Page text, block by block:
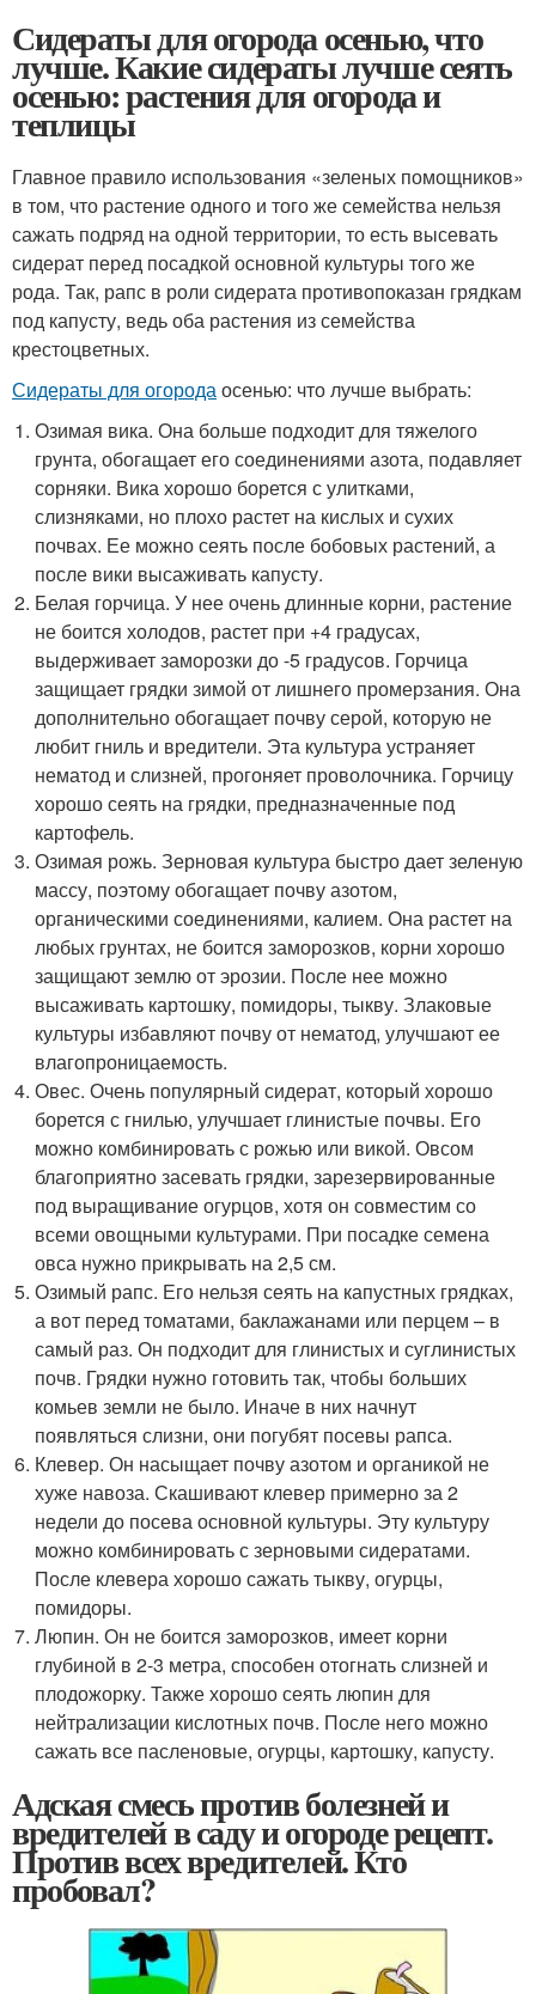
Сидераты для огорода осенью, что
лучше. Какие сидераты лучше сеять
осенью: растения для огорода и
теплицы
Главное правило использования «зеленых помощников»
в том, что растение одного и того же семейства нельзя
сажать подряд на одной территории, то есть высевать
сидерат перед посадкой основной культуры того же
рода. Так, рапс в роли сидерата противопоказан грядкам
под капусту, ведь оба растения из семейства
крестоцветных.
Сидераты для огородаосенью: что лучше выбрать:
Озимая вика. Она больше подходит для тяжелого
грунта, обогащает его соединениями азота, подавляет
сорняки. Вика хорошо борется с улитками,
слизняками, но плохо растет на кислых и сухих
почвах. Ее можно сеять после бобовых растений, а
после вики высаживать капусту.
Белая горчица. У нее очень длинные корни, растение
не боится холодов, растет при +4 градусах,
выдерживает заморозки до -5 градусов. Горчица
защищает грядки зимой от лишнего промерзания. Она
дополнительно обогащает почву серой, которую не
любит гниль и вредители. Эта культура устраняет
нематод и слизней, прогоняет проволочника. Горчицу
хорошо сеять на грядки, предназначенные под
картофель.
Озимая рожь. Зерновая культура быстро дает зеленую
массу, поэтому обогащает почву азотом,
органическими соединениями, калием. Она растет на
любых грунтах, не боится заморозков, корни хорошо
защищают землю от эрозии. После нее можно
высаживать картошку, помидоры, тыкву. Злаковые
культуры избавляют почву от нематод, улучшают ее
влагопроницаемость.
Овес. Очень популярный сидерат, который хорошо
борется с гнилью, улучшает глинистые почвы. Его
можно комбинировать с рожью или викой. Овсом
благоприятно засевать грядки, зарезервированные
под выращивание огурцов, хотя он совместим со
всеми овощными культурами. При посадке семена
овса нужно прикрывать на 2,5 см.
Озимый рапс. Его нельзя сеять на капустных грядках,
а вот перед томатами, баклажанами или перцем – в
самый раз. Он подходит для глинистых и суглинистых
почв. Грядки нужно готовить так, чтобы больших
комьев земли не было. Иначе в них начнут
появляться слизни, они погубят посевы рапса.
Клевер. Он насыщает почву азотом и органикой не
хуже навоза. Скашивают клевер примерно за 2
недели до посева основной культуры. Эту культуру
можно комбинировать с зерновыми сидератами.
После клевера хорошо сажать тыкву, огурцы,
помидоры.
Люпин. Он не боится заморозков, имеет корни
глубиной в 2-3 метра, способен отогнать слизней и
плодожорку. Также хорошо сеять люпин для
нейтрализации кислотных почв. После него можно
сажать все пасленовые, огурцы, картошку, капусту.
Адская смесь против болезней и
вредителей в саду и огороде рецепт.
Против всех вредителей. Кто
пробовал?